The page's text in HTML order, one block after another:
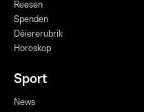
Reesen
Spenden
Déiererubrik
Horoskop
Sport
News